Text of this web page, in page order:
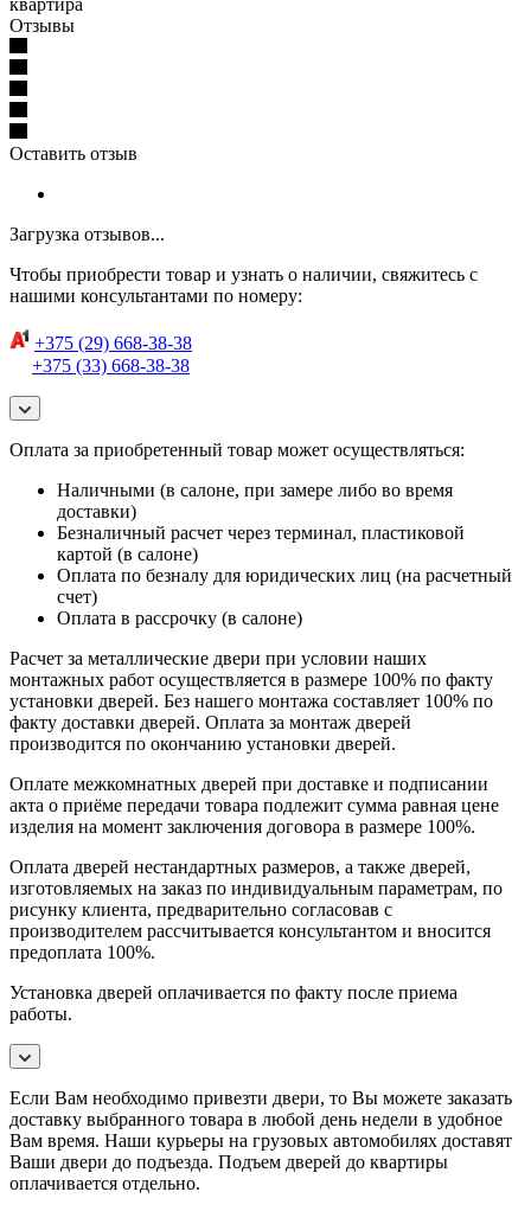
Отзывы
Оставить отзыв
Загрузка отзывов...
Чтобы приобрести товар и узнать о наличии, свяжитесь с
нашими консультантами по номеру:
+375 (29) 668-38-38
+375 (33) 668-38-38
Оплата за приобретенный товар может осуществляться:
Наличными (в салоне, при замере либо во время
доставки)
Безналичный расчет через терминал, пластиковой
картой (в салоне)
Оплата по безналу для юридических лиц (на расчетный
счет)
Оплата в рассрочку (в салоне)
Расчет за металлические двери при условии наших
монтажных работ осуществляется в размере 100% по факту
установки дверей. Без нашего монтажа составляет 100% по
факту доставки дверей. Оплата за монтаж дверей
производится по окончанию установки дверей.
Оплате межкомнатных дверей при доставке и подписании
акта о приёме передачи товара подлежит сумма равная цене
изделия на момент заключения договора в размере 100%.
Оплата дверей нестандартных размеров, а также дверей,
изготовляемых на заказ по индивидуальным параметрам, по
рисунку клиента, предварительно согласовав с
производителем рассчитывается консультантом и вносится
предоплата 100%.
Установка дверей оплачивается по факту после приема
работы.
Если Вам необходимо привезти двери, то Вы можете заказать
доставку выбранного товара в любой день недели в удобное
Вам время. Наши курьеры на грузовых автомобилях доставят
Ваши двери до подъезда. Подъем дверей до квартиры
оплачивается отдельно.